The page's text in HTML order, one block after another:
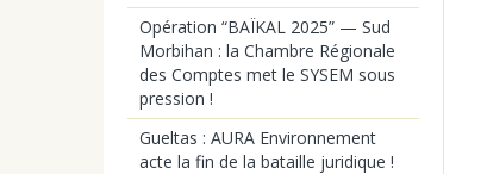
Opération “BAÏKAL 2025” — Sud
Morbihan : la Chambre Régionale
des Comptes met le SYSEM sous
pression !
Gueltas : AURA Environnement
acte la fin de la bataille juridique !